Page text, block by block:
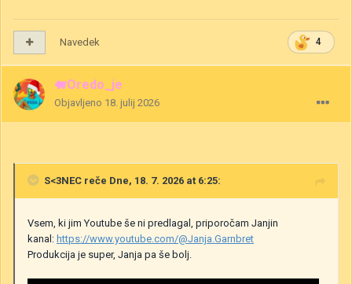
4
Navedek
🐖Oredo_je
Objavljeno 18. julij 2026
S<3NEC reče Dne, 18. 7. 2026 at 6:25:
Vsem, ki jim Youtube še ni predlagal, priporočam Janjin
kanal: https://www.youtube.com/@Janja.Garnbret
Produkcija je super, Janja pa še bolj.